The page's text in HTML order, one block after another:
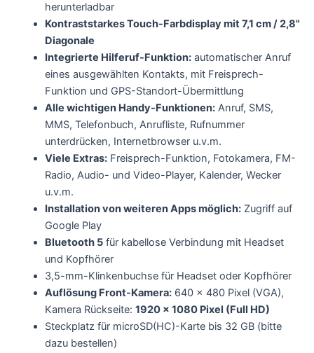
herunterladbar
Kontraststarkes Touch-Farbdisplay mit 7,1 cm / 2,8"
Diagonale
Integrierte Hilferuf-Funktion:automatischer Anruf
eines ausgewählten Kontakts, mit Freisprech-
Funktion und GPS-Standort-Übermittlung
Alle wichtigen Handy-Funktionen:Anruf, SMS,
MMS, Telefonbuch, Anrufliste, Rufnummer
unterdrücken, Internetbrowser u.v.m.
Viele Extras:Freisprech-Funktion, Fotokamera, FM-
Radio, Audio- und Video-Player, Kalender, Wecker
u.v.m.
Installation von weiteren Apps möglich:Zugriff auf
Google Play
Bluetooth 5für kabellose Verbindung mit Headset
und Kopfhörer
3,5-mm-Klinkenbuchse für Headset oder Kopfhörer
Auflösung Front-Kamera:640 x 480 Pixel (VGA),
Kamera Rückseite: 1920 x 1080 Pixel (Full HD)
Steckplatz für microSD(HC)-Karte bis 32 GB (bitte
dazu bestellen)